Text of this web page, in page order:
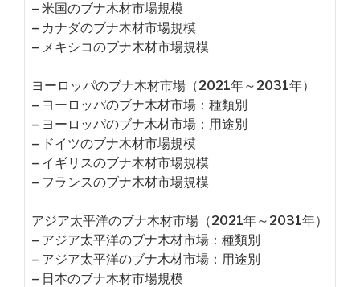
– 米国のブナ木材市場規模
– カナダのブナ木材市場規模
– メキシコのブナ木材市場規模
ヨーロッパのブナ木材市場（2021年～2031年）
– ヨーロッパのブナ木材市場：種類別
– ヨーロッパのブナ木材市場：用途別
– ドイツのブナ木材市場規模
– イギリスのブナ木材市場規模
– フランスのブナ木材市場規模
アジア太平洋のブナ木材市場（2021年～2031年）
– アジア太平洋のブナ木材市場：種類別
– アジア太平洋のブナ木材市場：用途別
– 日本のブナ木材市場規模